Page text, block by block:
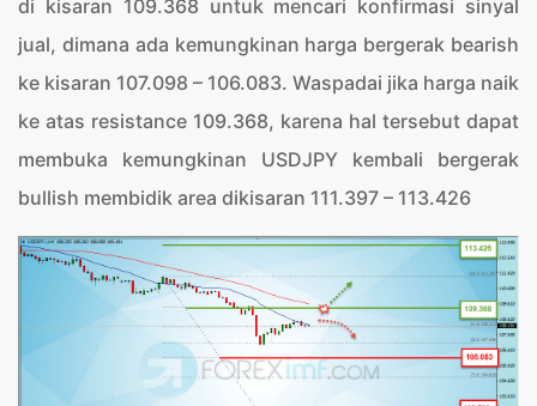
di kisaran 109.368 untuk mencari konfirmasi sinyal
jual, dimana ada kemungkinan harga bergerak bearish
ke kisaran 107.098 – 106.083. Waspadai jika harga naik
ke atas resistance 109.368, karena hal tersebut dapat
membuka kemungkinan USDJPY kembali bergerak
bullish membidik area dikisaran 111.397 – 113.426